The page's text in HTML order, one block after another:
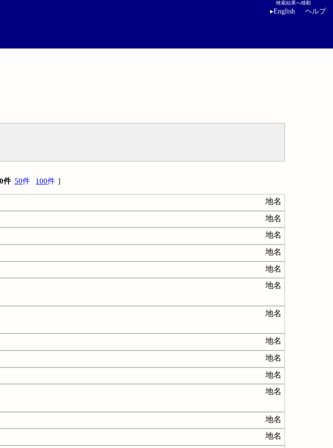
検索結果へ移動
▸English ヘルプ
件 50件 100件 ]
地名
地名
地名
地名
地名
地名
地名
地名
地名
地名
地名
地名
地名